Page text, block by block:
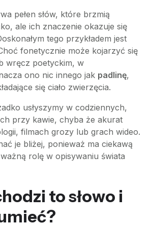
pełen słów, które brzmią
ale ich znaczenie okazuje się
tego przykładem jest
fonetycznie może kojarzyć się
wręcz poetyckim, w
ono nic innego jak padlinę,
się ciało zwierzęcia.
usłyszymy w codziennych,
przy kawie, chyba że akurat
filmach grozy lub grach wideo.
je bliżej, ponieważ ma ciekawą
rolę w opisywaniu świata
to słowo i